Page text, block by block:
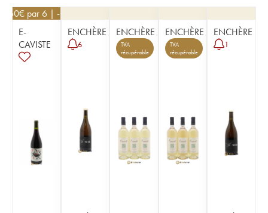
€ par 6 | -10%
E-
CAVISTE
ENCHÈRE
6
ENCHÈRE
TVA
récupérable
ENCHÈRE
TVA
récupérable
ENCHÈRE
1